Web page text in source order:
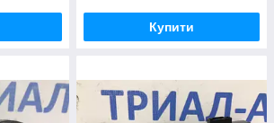
Купити